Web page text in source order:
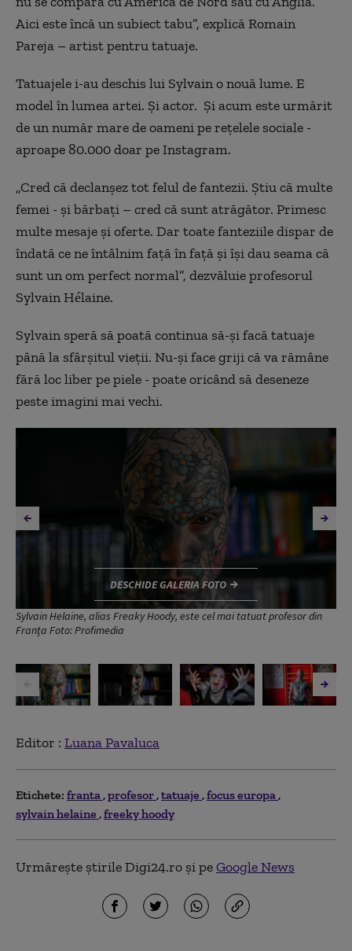
Aici este încă un subiect tabu”, explică Romain
Pareja – artist pentru tatuaje.
Tatuajele i-au deschis lui Sylvain o nouă lume. E
model în lumea artei. Și actor. Și acum este urmărit
de un număr mare de oameni pe rețelele sociale -
aproape 80.000 doar pe Instagram.
„Cred că declanșez tot felul de fantezii. Știu că multe
femei - și bărbați – cred că sunt atrăgător. Primesc
multe mesaje și oferte. Dar toate fanteziile dispar de
îndată ce ne întâlnim față în față și își dau seama că
sunt un om perfect normal”, dezvăluie profesorul
Sylvain Hélaine.
Sylvain speră să poată continua să-și facă tatuaje
până la sfârșitul vieții. Nu-și face griji că va rămâne
fără loc liber pe piele - poate oricând să deseneze
peste imagini mai vechi.
Sylvain Helaine, alias Freaky Hoody, este cel mai tatuat profesor din
Franța Foto: Profimedia
DESCHIDE GALERIA FOTO
Editor : Luana Pavaluca
Etichete: franta profesor tatuaje focus europa
sylvain helaine freeky hoody
Urmărește știrile Digi24.ro și peGoogle News